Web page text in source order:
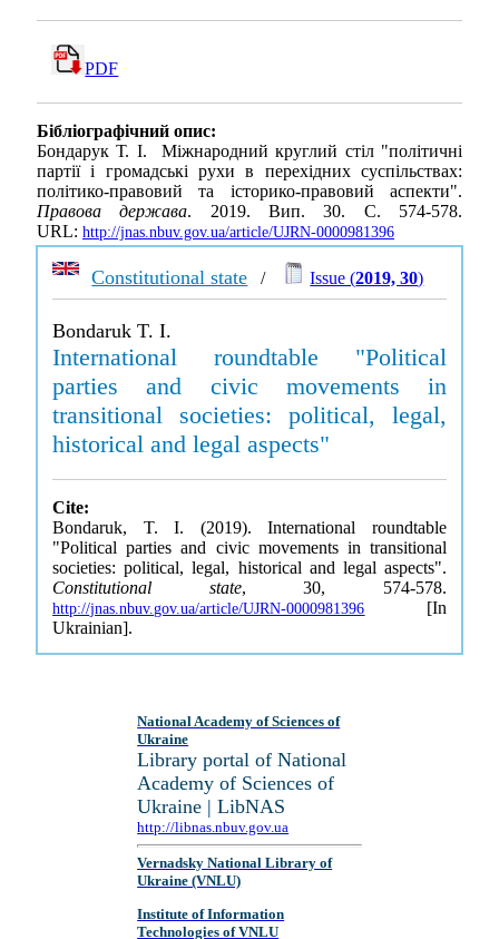
PDF
Бібліографічний опис:
Бондарук Т. І. Міжнародний круглий стіл "політичні
партії і громадські рухи в перехідних суспільствах:
політико-правовий та історико-правовий аспекти".
Правова держава. 2019. Вип. 30. С. 574-578.
URL: http://jnas.nbuv.gov.ua/article/UJRN-0000981396
Constitutional state / Issue (2019, 30)
Bondaruk T. I.
International roundtable "Political
parties and civic movements in
transitional societies: political, legal,
historical and legal aspects"
Cite:
Bondaruk, T. I. (2019). International roundtable
"Political parties and civic movements in transitional
societies: political, legal, historical and legal aspects".
Constitutional state, 30, 574-578.
http://jnas.nbuv.gov.ua/article/UJRN-0000981396 [In
Ukrainian].
National Academy of Sciences of
Ukraine
Library portal of National
Academy of Sciences of
Ukraine | LibNAS
http://libnas.nbuv.gov.ua
Vernadsky National Library of
Ukraine (VNLU)
Institute of Information
Technologies of VNLU